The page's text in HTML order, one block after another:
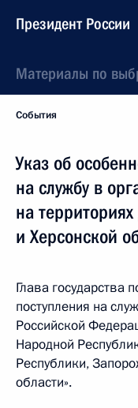
Президент России
Материалы по
События
Указ об
на службу в
на
и Херсонской
Глава государства
поступления на
Российской
Народной
Республики,
области».